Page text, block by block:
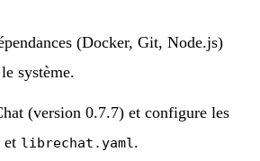
(Docker, Git, Node.js)
système.
(version 0.7.7) et configure les
et librechat.yaml .